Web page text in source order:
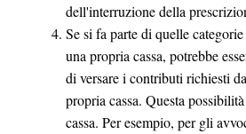
dell'interruzione della
Se si fa parte di quelle
una propria cassa, potrebbe
di versare i contributi richiesti
propria cassa. Questa
cassa. Per esempio, per gli